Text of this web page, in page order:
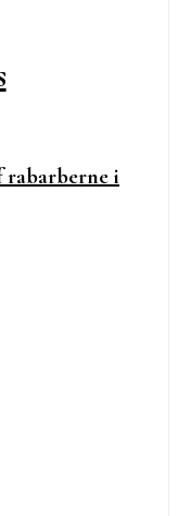
rabarberne i